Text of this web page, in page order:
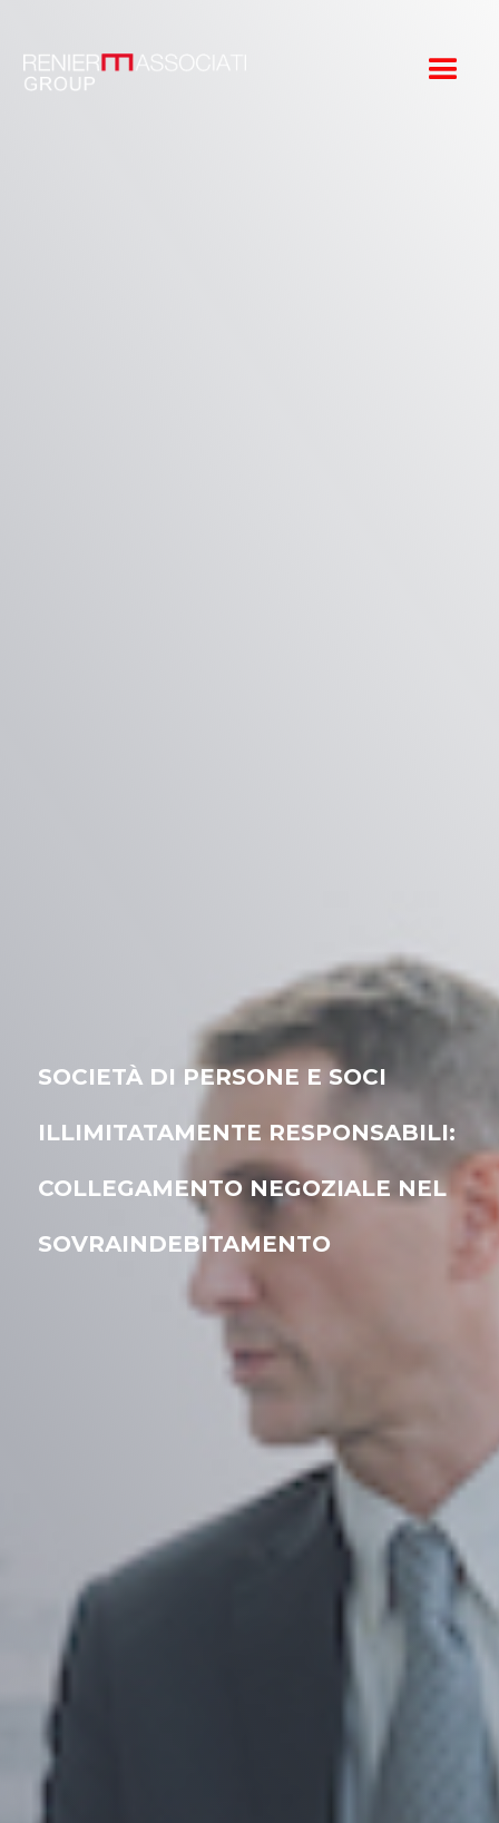
SOCIETÀ DI PERSONE E SOCI
ILLIMITATAMENTE RESPONSABILI:
COLLEGAMENTO NEGOZIALE NEL
SOVRAINDEBITAMENTO